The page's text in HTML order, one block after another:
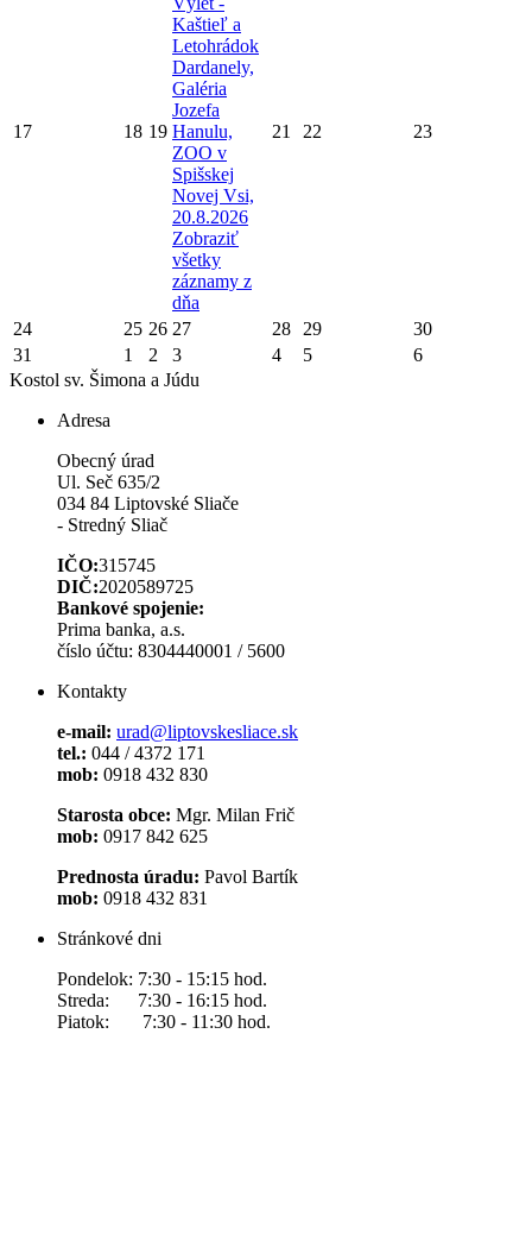
17 18 19
Kaštieľ a
Letohrádok
Dardanely,
Galéria
Jozefa
Hanulu,
ZOO v
Spišskej
Novej Vsi,
20.8.2026
Zobraziť
všetky
záznamy z
dňa
21 22 23
24 25 26 27 28 29
30
31
1 2 3 4 5
6
Kostol sv. Šimona a Júdu
Adresa
Obecný úrad
Ul. Seč 635/2
034 84 Liptovské Sliače
- Stredný Sliač
IČO:315745
DIČ:2020589725
Bankové spojenie:
Prima banka, a.s.
číslo účtu: 8304440001 / 5600
Kontakty
e-mail: urad@liptovskesliace.sk
tel.: 044 / 4372 171
mob: 0918 432 830
Starosta obce: Mgr. Milan Frič
mob: 0917 842 625
Prednosta úradu: Pavol Bartík
mob: 0918 432 831
Stránkové dni
Pondelok: 7:30 - 15:15 hod.
Streda: 7:30 - 16:15 hod.
Piatok: 7:30 - 11:30 hod.